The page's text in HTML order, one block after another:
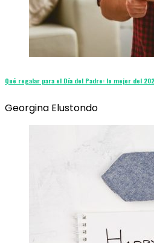
Qué regalar para el Día del Padre: lo mejor del
Georgina Elustondo